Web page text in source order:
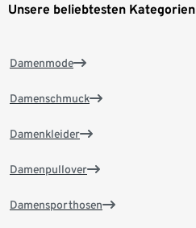
Unsere beliebtesten Kategorien
Damenmode
Damenschmuck
Damenkleider
Damenpullover
Damensporthosen